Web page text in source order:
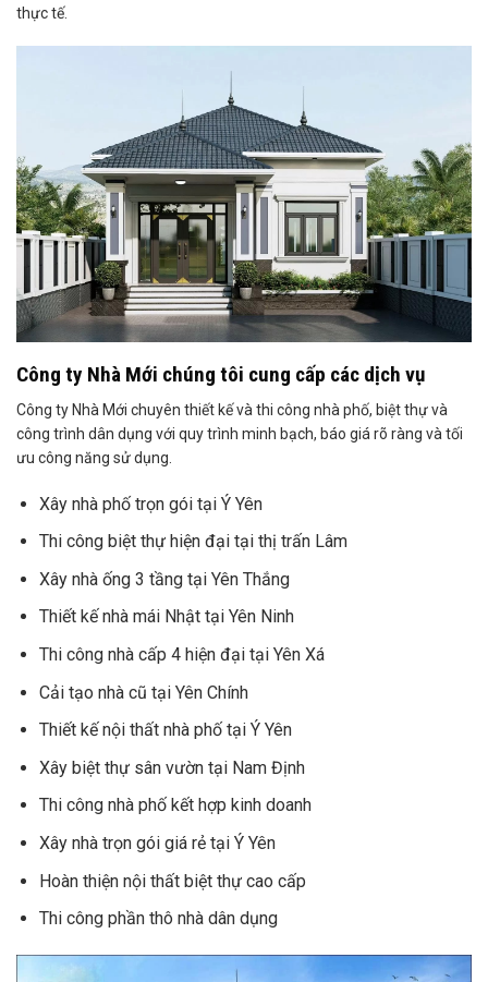
thực tế.
Công ty Nhà Mới chúng tôi cung cấp các dịch vụ
Công ty Nhà Mới chuyên thiết kế và thi công nhà phố, biệt thự và
công trình dân dụng với quy trình minh bạch, báo giá rõ ràng và tối
ưu công năng sử dụng.
Xây nhà phố trọn gói tại Ý Yên
Thi công biệt thự hiện đại tại thị trấn Lâm
Xây nhà ống 3 tầng tại Yên Thắng
Thiết kế nhà mái Nhật tại Yên Ninh
Thi công nhà cấp 4 hiện đại tại Yên Xá
Cải tạo nhà cũ tại Yên Chính
Thiết kế nội thất nhà phố tại Ý Yên
Xây biệt thự sân vườn tại Nam Định
Thi công nhà phố kết hợp kinh doanh
Xây nhà trọn gói giá rẻ tại Ý Yên
Hoàn thiện nội thất biệt thự cao cấp
Thi công phần thô nhà dân dụng